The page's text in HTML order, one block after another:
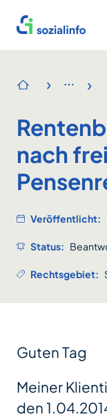
Sozialinfo
Startseite
› ›
nach
Veröffentlicht:
Status:
Rechtsgebiet:
Guten Tag
Meiner
den